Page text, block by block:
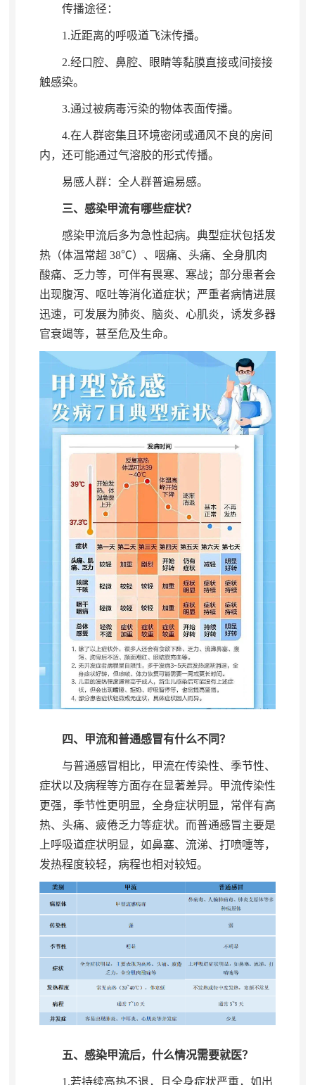
传播途径：
1.近距离的呼吸道飞沫传播。
2.经口腔、鼻腔、眼睛等黏膜直接或间接接
触感染。
3.通过被病毒污染的物体表面传播。
4.在人群密集且环境密闭或通风不良的房间
内 ， 还可能通过气溶胶的形式传播。
易感人群：全人群普遍易感。
三、感染甲流有哪些症状？
感染甲流后多为急性起病。 典型症状包括发
热（体温常超 38℃）、咽痛、头痛、全身肌肉
酸痛、乏力等，
可伴有畏寒、寒战；部分患者会
出现腹泻、呕吐等消化道症状； 严重者病情进展
迅速，可发展为肺炎、脑炎、心肌炎， 诱发多器
官衰竭等，甚至危及生命。
四、甲流和普通感冒有什么不同？
与普通感冒相比，
甲流在传染性、季节性、
症状以及病程等方面存在显著差异。甲流传染性
更强， 季节性更明显，全身症状明显 ， 常伴有高
热、头痛、疲倦乏力等症状。而普通感冒主要是
上呼吸道症状明显 ， 如鼻塞、流涕、打喷嚏等，
发热程度较轻， 病程也相对较短。
五、感染甲流后， 什么情况需要就医？
1.若持续高热不退， 且全身症状严重，如出